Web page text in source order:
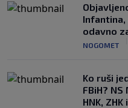
Infantina,
odavno
NOGOMET
Ko ruši
FBiH?
HNK,